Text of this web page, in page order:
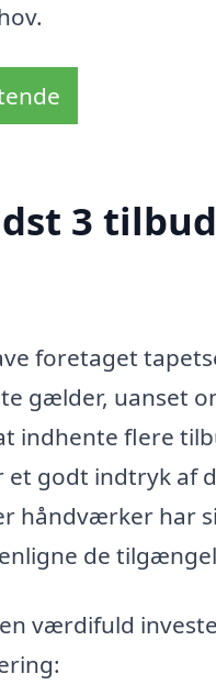
3
foretaget
gælder, uanset
indhente flere
et godt indtryk af
håndværker har
de
værdifuld